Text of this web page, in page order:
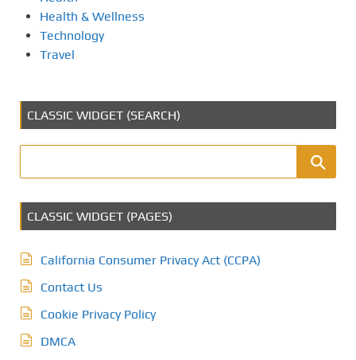
Health & Wellness
Technology
Travel
CLASSIC WIDGET (SEARCH)
CLASSIC WIDGET (PAGES)
California Consumer Privacy Act (CCPA)
Contact Us
Cookie Privacy Policy
DMCA